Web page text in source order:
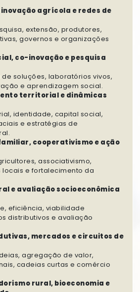
inovação agrícola e redes de
extensão, produtores,
governos e organizações
co-inovação e pesquisa
soluções, laboratórios vivos,
e aprendizagem social.
territorial e dinâmicas
identidade, capital social,
e estratégias de
cooperativismo e ação
associativismo,
e fortalecimento da
e avaliação socioeconômica
eficiência, viabilidade
distributivos e avaliação
mercados e circuitos de
agregação de valor,
cadeias curtas e comércio
rural, bioeconomia e